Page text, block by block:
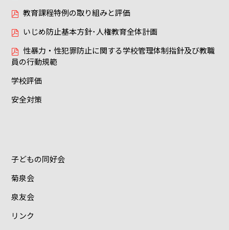
教育課程特例の取り組みと評価
いじめ防止基本方針･人権教育全体計画
性暴力・性犯罪防止に関する学校管理体制指針及び教職
員の行動規範
学校評価
安全対策
子どもの同好会
菊泉会
泉友会
リンク